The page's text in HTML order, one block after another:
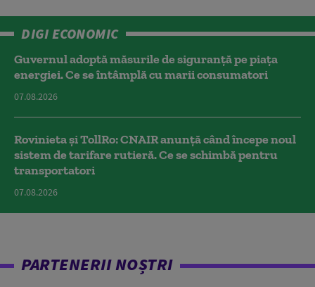
DIGI ECONOMIC
Guvernul adoptă măsurile de siguranță pe piața
energiei. Ce se întâmplă cu marii consumatori
07.08.2026
Rovinieta și TollRo: CNAIR anunță când începe noul
sistem de tarifare rutieră. Ce se schimbă pentru
transportatori
07.08.2026
PARTENERII NOȘTRI